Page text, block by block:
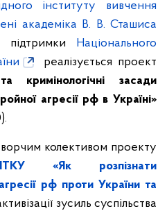
інституту вивчення
академіка В. В. Сташиса
підтримки Національного
реалізується проект
кримінологічні засади
агресії рф в Україні»
колективом проекту
«Як розпізнати
рф проти України та
зусиль суспільства